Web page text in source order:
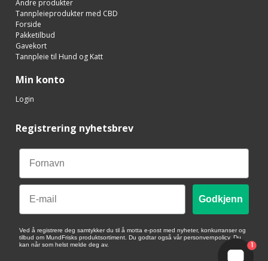
Andre produkter
Tannpleieprodukter med CBD
Forside
Pakketilbud
Gavekort
Tannpleie til Hund og Katt
Min konto
Login
Registrering nyhetsbrev
Email
Godkjenn
Ved å registrere deg samtykker du til å motta e-post med nyheter, konkurranser og
tilbud om MundFrisks produktsortiment. Du godtar også vår personvernpolicy. Du
kan når som helst melde deg av.
1